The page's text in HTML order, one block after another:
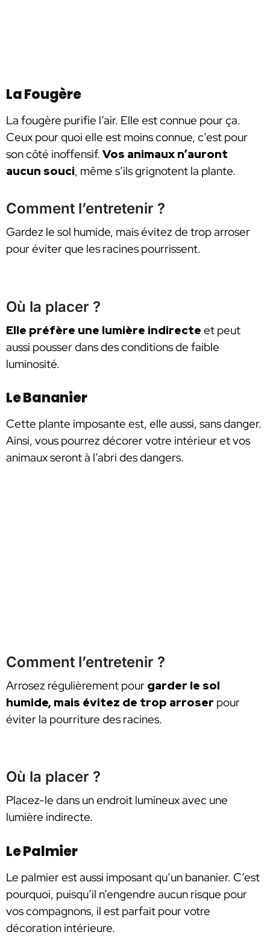
La Fougère
La fougère purifie l’air. Elle est connue pour ça.
Ceux pour quoi elle est moins connue, c’est pour
son côté inoffensif. Vos animaux n’auront
aucun souci, même s’ils grignotent la plante.
Comment l’entretenir ?
Gardez le sol humide, mais évitez de trop arroser
pour éviter que les racines pourrissent.
Où la placer ?
Elle préfère une lumière indirecte et peut
aussi pousser dans des conditions de faible
luminosité.
Le Bananier
Cette plante imposante est, elle aussi, sans danger.
Ainsi, vous pourrez décorer votre intérieur et vos
animaux seront à l’abri des dangers.
Comment l’entretenir ?
Arrosez régulièrement pour garder le sol
humide, mais évitez de trop arroser pour
éviter la pourriture des racines.
Où la placer ?
Placez-le dans un endroit lumineux avec une
lumière indirecte.
Le Palmier
Le palmier est aussi imposant qu’un bananier. C’est
pourquoi, puisqu’il n’engendre aucun risque pour
vos compagnons, il est parfait pour votre
décoration intérieure.